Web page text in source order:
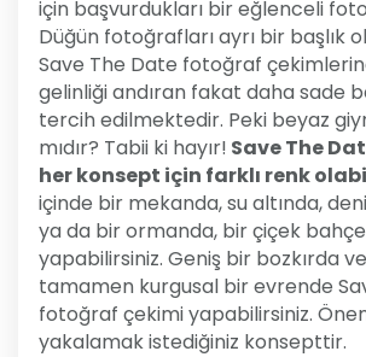
için başvurdukları bir eğlenceli
Düğün fotoğrafları ayrı bir başlık
Save The Date fotoğraf
gelinliği andıran fakat daha sade
tercih edilmektedir. Peki beyaz
mıdır? Tabii ki hayır! Save The
her konsept için farklı renk
içinde bir mekanda, su altında,
ya da bir ormanda, bir çiçek
yapabilirsiniz. Geniş bir bozkırda
tamamen kurgusal bir evrende
fotoğraf çekimi yapabilirsiniz.
yakalamak istediğiniz konsepttir.